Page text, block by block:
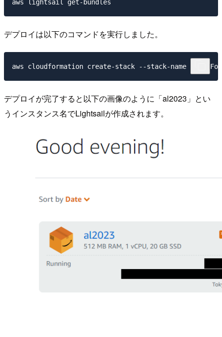
デプロイは以下のコマンドを実行しました。
デプロイが完了すると以下の画像のように「al2023」とい
うインスタンス名でLightsailが作成されます。